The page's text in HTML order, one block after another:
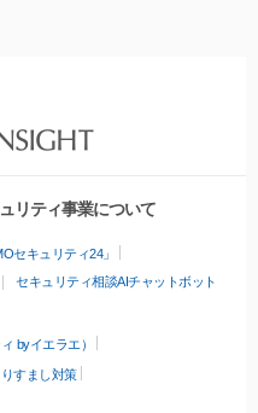
リティ事業について
セキュリティ24」
セキュリティ相談AIチャットボット
byイエラエ）
すまし対策